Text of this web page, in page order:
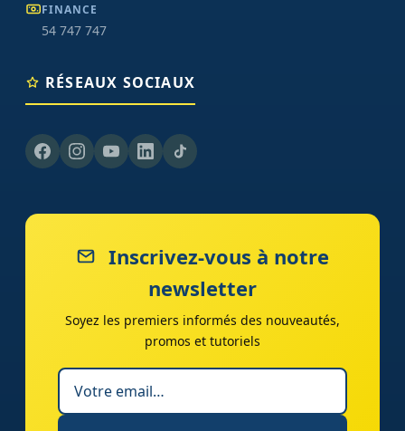
FINANCE
54 747 747
RÉSEAUX SOCIAUX
Inscrivez-vous à notre
newsletter
Soyez les premiers informés des nouveautés,
promos et tutoriels